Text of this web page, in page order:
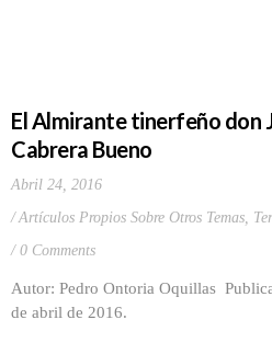
El Almirante tinerfeño don
Cabrera Bueno
Abril 24, 2016
Artículos Propios Sobre Otros Temas,
0 Comments
Autor: Pedro Ontoria Oquillas
de abril de 2016.